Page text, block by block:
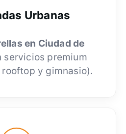
Urbanas
en Ciudad de
servicios premium
y gimnasio).